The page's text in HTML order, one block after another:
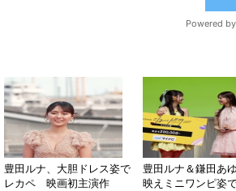
豊田ルナ、大胆ドレス姿で
レカペ 映画初主演作
豊田ルナ＆鎌田あ
映えミニワンピ姿